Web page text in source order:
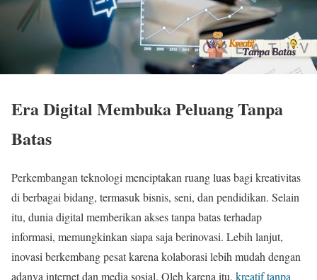
Era Digital Membuka Peluang Tanpa
Batas
Perkembangan teknologi menciptakan ruang luas bagi kreativitas
di berbagai bidang, termasuk bisnis, seni, dan pendidikan. Selain
itu, dunia digital memberikan akses tanpa batas terhadap
informasi, memungkinkan siapa saja berinovasi. Lebih lanjut,
inovasi berkembang pesat karena kolaborasi lebih mudah dengan
adanya internet dan media sosial. Oleh karena itu, kreatif tanpa